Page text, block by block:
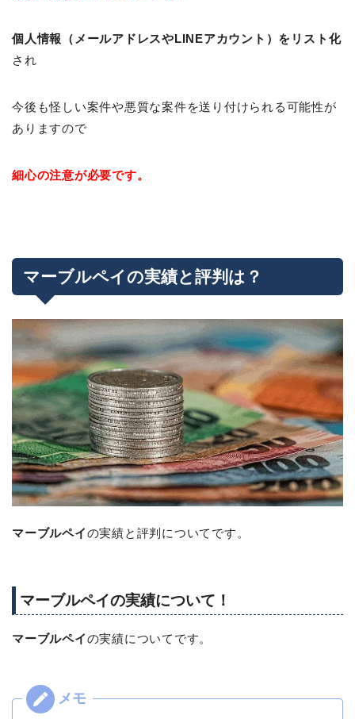
個人情報（メールアドレスやLINEアカウント）をリスト化
され
今後も怪しい案件や悪質な案件を送り付けられる可能性が
ありますので
細心の注意が必要です。
マーブルペイの実績と評判は？
マーブルペイの実績と評判についてです。
マーブルペイの実績について！
マーブルペイの実績についてです。